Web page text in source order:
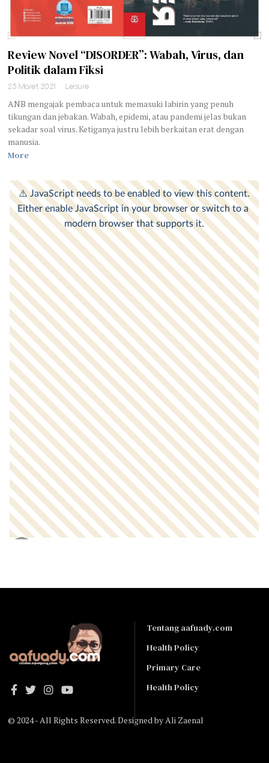
Review Novel “DISORDER”: Wabah, Virus, dan
Politik dalam Fiksi
25 Maret 2021 Leisure
ANB mengajak pembaca untuk memasuki labirin yang penuh
tikungan dan jebakan. Wabah, epidemi, atau pandemi jelas bukan
sekadar soal virus. Ketiganya justru lebih berkaitan erat dengan
manusia.
More
© 2024 - All Rights Reserved. Designed byAli Zaenal
Tentang aafuady.com
Health Policy
Primary Care
Health Policy